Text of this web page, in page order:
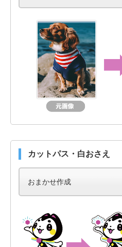
カットパス・白おさえ